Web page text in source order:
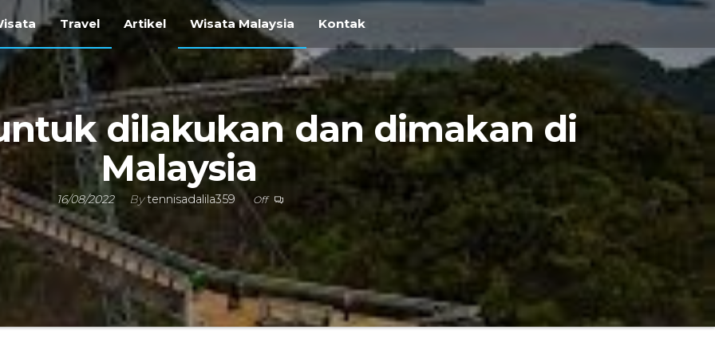
Travel Artikel Wisata Malaysia Kontak
dilakukan dan dimakan di
Malaysia
16/08/2022 Bytennisadalila359 Off